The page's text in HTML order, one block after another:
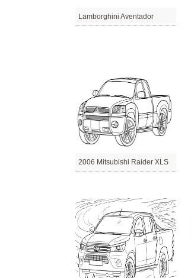
Lamborghini Aventador
2006 Mitsubishi Raider XLS